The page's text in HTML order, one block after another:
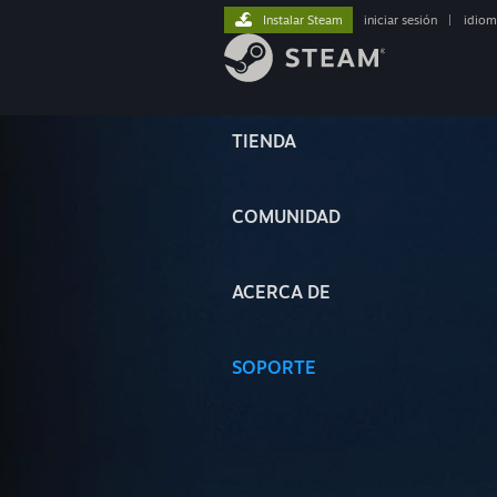
TIENDA
COMUNIDAD
ACERCA DE
SOPORTE
Instalar Steam iniciar sesión